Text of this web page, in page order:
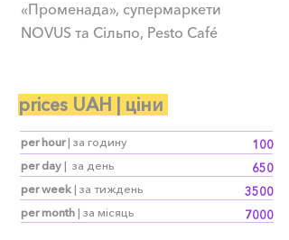
«Променада», супермаркети
NOVUS та Сільпо, Pesto Café
prices UAH | ціни
per hour| за годину
per day| за день
per week| за тиждень
per month| за місяць
100
650
3500
7000